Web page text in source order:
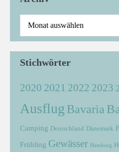
Stichwörter
2020 2021 2022 2023
Ausflug Bavaria
Camping Deutschland Dänemark
Frühling Gewässer Hamburg